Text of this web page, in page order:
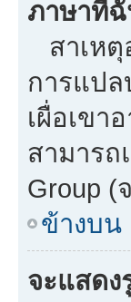
ภาษาที่ฉั
สาเหตุ
การแป
เผื่อเข
สามารถ
Group (
ข้างบน
จะแสดง